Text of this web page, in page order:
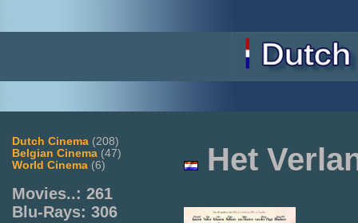
Dutch Cinema (208)
Belgian Cinema (47)
World Cinema (6)
Movies..: 261
Blu-Rays: 306
Het